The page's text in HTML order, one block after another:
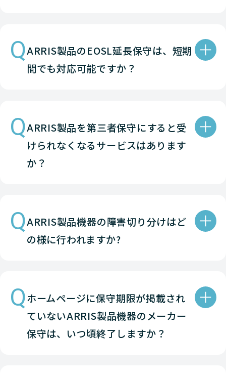
QARRIS製品のEOSL延長保守は、短期
間でも対応可能ですか？
QARRIS製品を第三者保守にすると受
けられなくなるサービスはあります
か？
QARRIS製品機器の障害切り分けはど
の様に行われますか?
Qホームページに保守期限が掲載され
ていないARRIS製品機器のメーカー
保守は、いつ頃終了しますか？